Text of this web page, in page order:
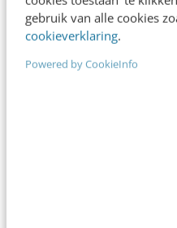
gebruik van alle cookies
cookieverklaring.
Powered by CookieInfo
Reflecteer met
marketeer maken
3 min·Kim Pot